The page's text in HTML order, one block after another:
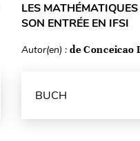
LES
SON ENTRÉE EN IFSI
Autor(en) : de Conceicao
BUCH